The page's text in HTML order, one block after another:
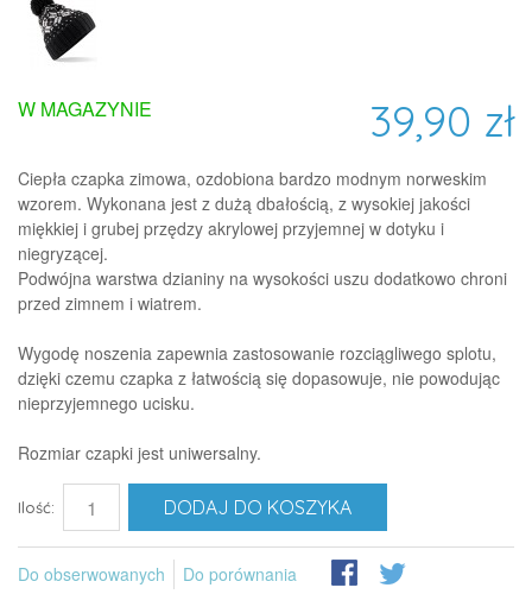
39,90 zł
W MAGAZYNIE
Ciepła czapka zimowa, ozdobiona bardzo modnym norweskim
wzorem. Wykonana jest z dużą dbałością, z wysokiej jakości
miękkiej i grubej przędzy akrylowej przyjemnej w dotyku i
niegryzącej.
Podwójna warstwa dzianiny na wysokości uszu dodatkowo chroni
przed zimnem i wiatrem.
Wygodę noszenia zapewnia zastosowanie rozciągliwego splotu,
dzięki czemu czapka z łatwością się dopasowuje, nie powodując
nieprzyjemnego ucisku.
Rozmiar czapki jest uniwersalny.
Ilość: DODAJ DO KOSZYKA
Do obserwowanych Do porównania